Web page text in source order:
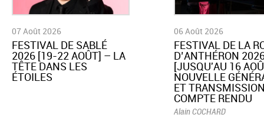
07 Août 2026
​FESTIVAL DE SABLÉ
2026 [19-22 AOÛT] – LA
TÊTE DANS LES
ÉTOILES
06 Août 2026
​FESTIVAL DE LA
D’ANTHÉRON
[JUSQU'AU 16
NOUVELLE
ET
COMPTE RENDU
Alain COCHARD